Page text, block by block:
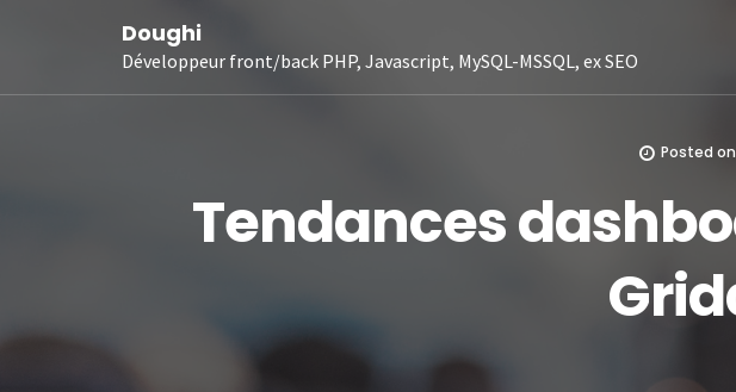
Doughi
Développeur front/back PHP, Javascript, MySQL-MSSQL, ex SEO
Posted on
Tendances